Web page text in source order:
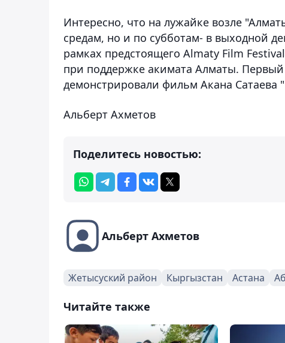
Интересно, что на лужайке возле
средам, но и по субботам- в выходной
рамках предстоящего Almaty Film
при поддержке акимата Алматы. Первый
демонстрировали фильм Акана Сатаева
Альберт Ахметов
Поделитесь новостью:
Альберт Ахметов
Жетысуский район Кыргызстан Астана
Читайте также